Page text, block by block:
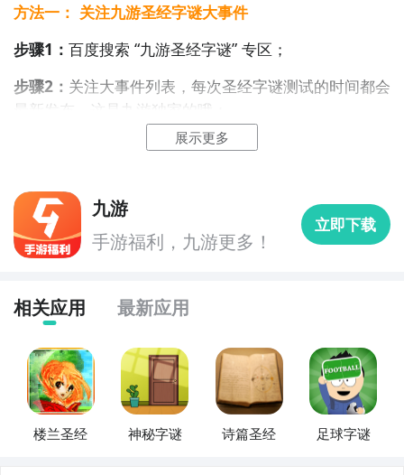
方法一： 关注九游圣经字谜大事件
步骤1： 百度搜索 “九游圣经字谜” 专区 ；
步骤2： 关注大事件列表，每次圣经字谜测试的时间都会
最新发布，这是九游独家的哦；
展示更多
九游
手游福利，九游更多！
立即下载
相关应用 最新应用
楼兰圣经 神秘字谜 诗篇圣经 足球字谜